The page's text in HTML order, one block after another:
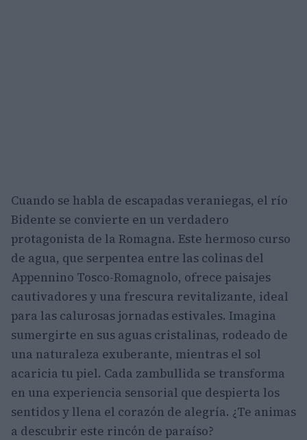
Cuando se habla de escapadas veraniegas, el río
Bidente se convierte en un verdadero
protagonista de la Romagna. Este hermoso curso
de agua, que serpentea entre las colinas del
Appennino Tosco-Romagnolo, ofrece paisajes
cautivadores y una frescura revitalizante, ideal
para las calurosas jornadas estivales. Imagina
sumergirte en sus aguas cristalinas, rodeado de
una naturaleza exuberante, mientras el sol
acaricia tu piel. Cada zambullida se transforma
en una experiencia sensorial que despierta los
sentidos y llena el corazón de alegría. ¿Te animas
a descubrir este rincón de paraíso?